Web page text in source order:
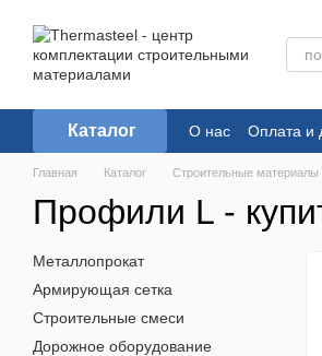
Каталог О нас Оплата и
Главная Каталог Строительные материалы
Профили L -
Металлопрокат
Армирующая сетка
Строительные смеси
Дорожное оборудование